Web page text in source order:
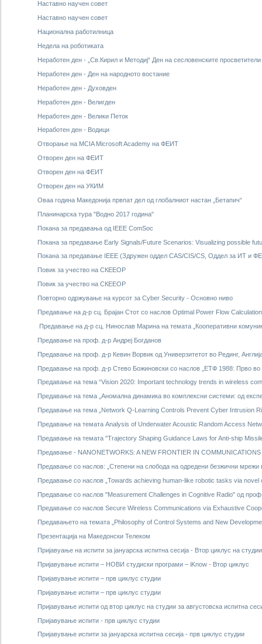
Наставно научен совет
Наставно научен совет
Национална работилница
Недела на роботиката
Неработен ден - „Св.Кирил и Методиј“ Ден на сесловенските просветители
Неработен ден - Ден на народното востание
Неработен ден - Духовден
Неработен ден - Велигден
Неработен ден - Велики Петок
Неработен ден - Водици
Отворање на MCIA Micrоsoft Academy на ФЕИТ
Отворен ден на ФЕИТ
Отворен ден на ФЕИТ
Отворен ден на УКИМ
Оваа година Македонија првпат дел од глобалниот настан „Бетапич“
Планинарска тура "Водно 2017 година"
Покана за предавања од IEEE ComSoc
Покана за предавање Early Signals/Future Scenarios: Visualizing possible
Покана за предавање IEEE (Здружен оддел CAS/CIS/CS, Оддел за ИТ и
Повик за учество на СКЕЕОР
Повик за учество на СКЕЕОР
Повторно одржување на курсот за Cyber Security - Основно ниво
Предавање на д-р сц. Брајан Стот со наслов Optimal Power Flow
Предавање на д-р сц. Нинослав Марина на темата „Кооперативни
Предавање на проф. д-р Андреј Богданов
Предавање на проф. д-р Кевин Ворвик од Универзитетот во Рединг,
Предавање на проф. д-р Стево Божиновски со наслов „ЕТФ 1988: Прво во
Предавање на тема “Vision 2020: Important technology trends in wireless
Предавање на тема „Аномална динамика во комплексни системи: од
Предавање на тема „Network Q-Learning Controls Prevent Cyber Intrusion
Предавање на темата Analysis of Underwater Acoustic Random Access
Предавање на темата "Trajectory Shaping Guidance Laws for Anti-ship
Предавање - NANONETWORKS: A NEW FRONTIER IN COMMUNICATIONS
Предавање со наслов: „Степени на слобода на одредени безжични мрежи
Предавање со наслов „Towards achieving human-like robotic tasks via
Предавање со наслов "Measurement Challenges in Cognitive Radio" од
Предавање со наслов Secure Wireless Communications via Exhaustive
Предавањето на темата „Philosophy of Control Systems and New
Презентација на Македонски Телеком
Пријавуање на испити за јануарска испитна сесија - Втор циклус на студии
Пријавување испити – НОВИ студиски програми – iKnow - Втор циклус
Пријавување испити – прв циклус студии
Пријавување испити – прв циклус студии
Пријавување испити од втор циклус на студии за августовска испитна
Пријавување испити - прв циклус студии
Пријавување испити за јануарска испитна сесија - прв циклус студии